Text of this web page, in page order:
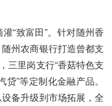
“致富田”。针对随州香
州农商银行打造曾都支
三里岗支行“香菇特色支
贷”等定制化金融产品。
备升级到市场拓展，全